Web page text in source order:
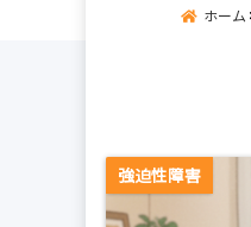
ホーム
強迫性障害